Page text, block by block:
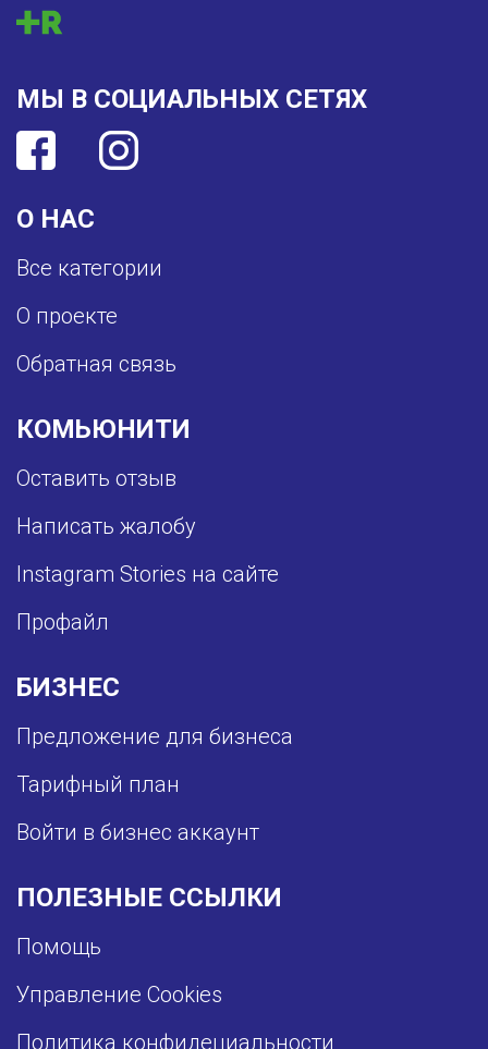
О НАС
Все категории
О проекте
Обратная связь
КОМЬЮНИТИ
Оставить отзыв
Написать жалобу
Instagram Stories на сайте
Профайл
БИЗНЕС
Предложение для бизнеса
Тарифный план
Войти в бизнес аккаунт
ПОЛЕЗНЫЕ ССЫЛКИ
Помощь
Управление Cookies
Политика конфидециальности
МЫ В СОЦИАЛЬНЫХ СЕТЯХ